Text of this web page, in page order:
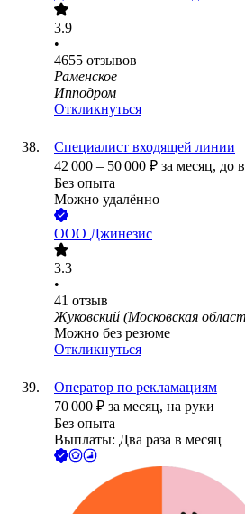
3.9
•
4655 отзывов
Раменское
Ипподром
Откликнуться
Специалист входящей линии
42 000 – 50 000 ₽ за месяц, до
Без опыта
Можно удалённо
ООО Джинезис
3.3
•
41 отзыв
Жуковский (Московская
Можно без резюме
Откликнуться
Оператор по рекламациям
70 000 ₽ за месяц, на руки
Без опыта
Выплаты: Два раза в месяц